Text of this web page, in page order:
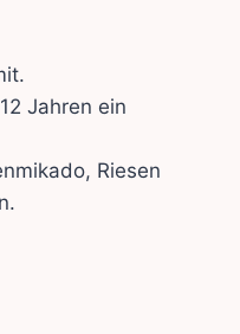
Jahren ein
Riesen